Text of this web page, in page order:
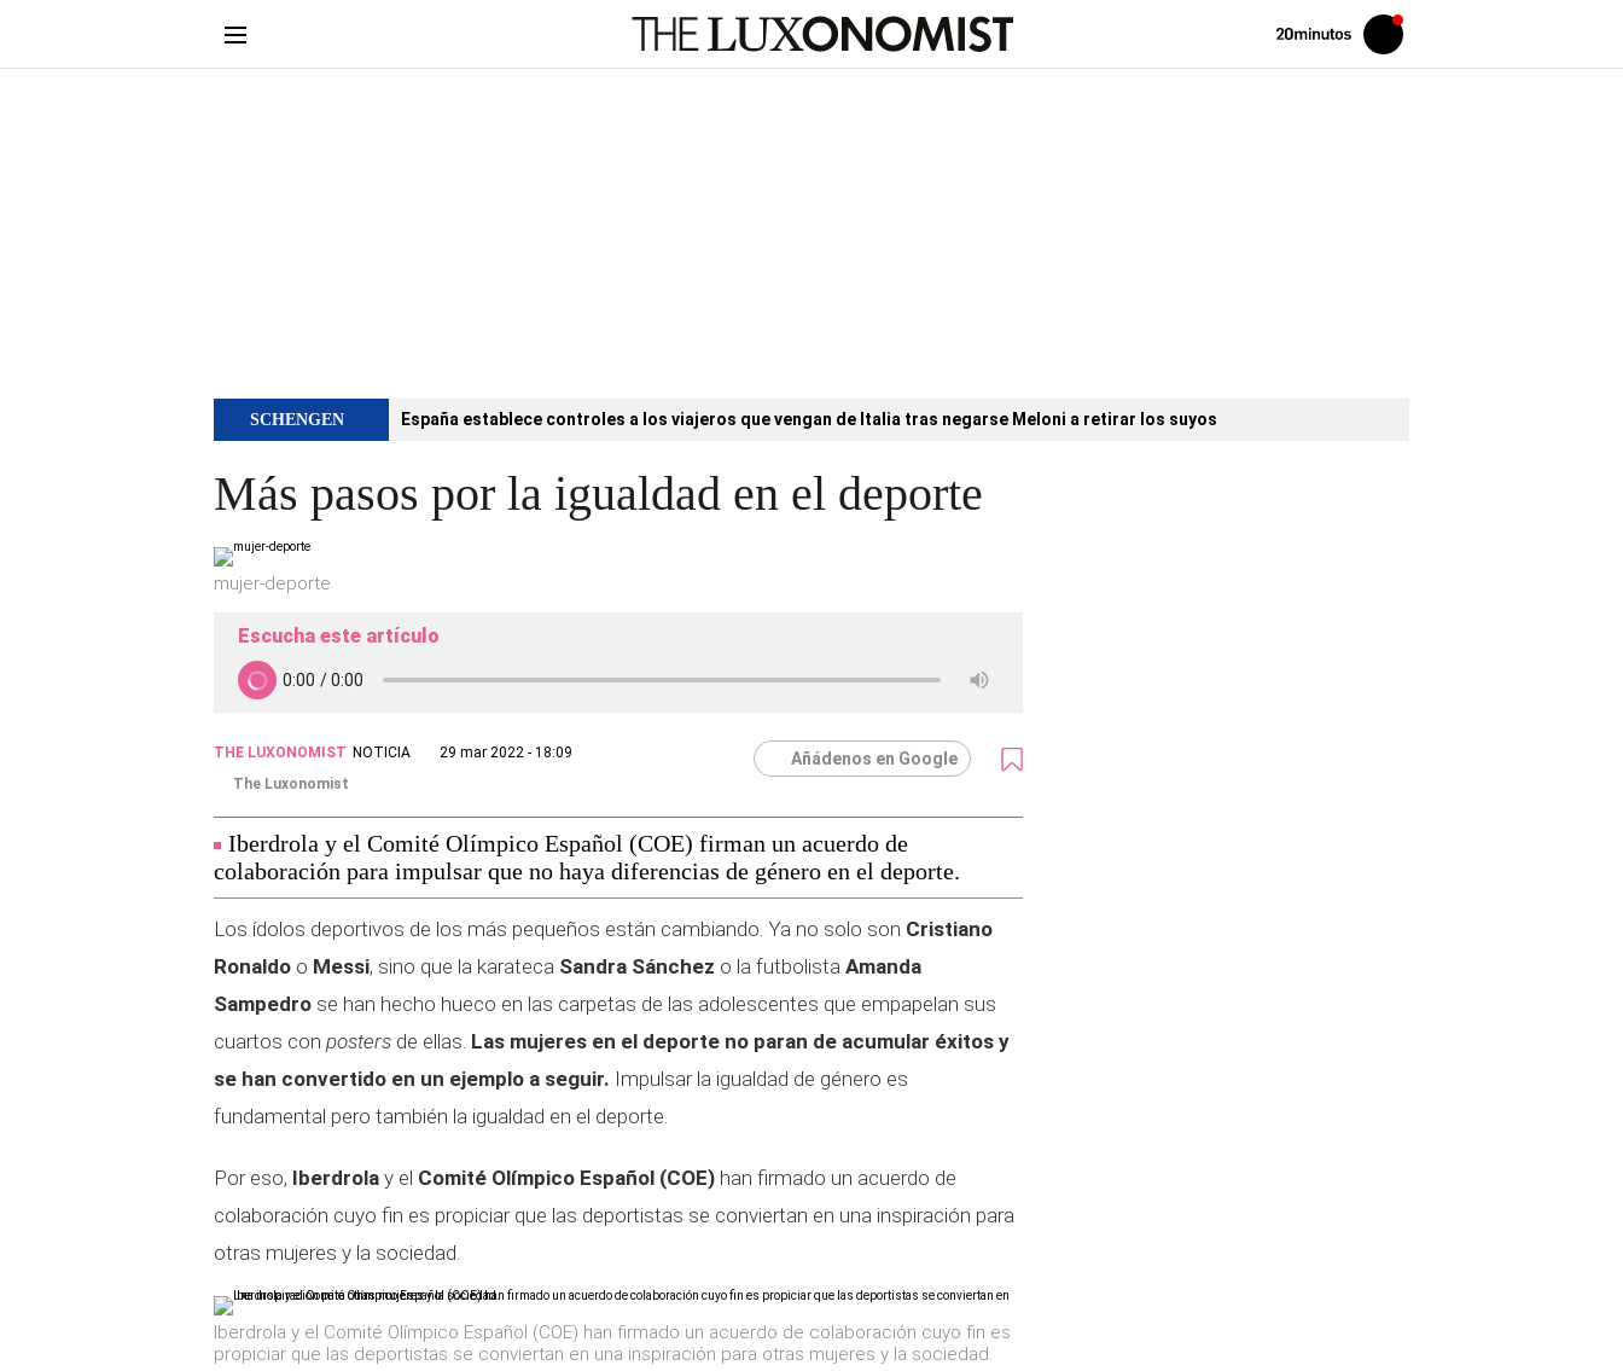
Volver
Iniciar
sesión
SCHENGEN España establece controles a los viajeros que vengan de Italia tras negarse Meloni a retirar los suyos
Más pasos por la igualdad en el deporte
mujer-deporte
Escucha este artículo
THE LUXONOMIST NOTICIA
29 mar 2022 - 18:09
The Luxonomist
Añádenos en Google
Iberdrola y el Comité Olímpico Español (COE) firman un acuerdo de
colaboración para impulsar que no haya diferencias de género en el deporte.
Los ídolos deportivos de los más pequeños están cambiando. Ya no solo son Cristiano
Ronaldo o Messi, sino que la karateca Sandra Sánchez o la futbolista Amanda
Sampedro se han hecho hueco en las carpetas de las adolescentes que empapelan sus
cuartos con posters de ellas. Las mujeres en el deporte no paran de acumular éxitos y
se han convertido en un ejemplo a seguir. Impulsar la igualdad de género es
fundamental pero también la igualdad en el deporte.
Por eso, Iberdrola y el Comité Olímpico Español (COE) han firmado un acuerdo de
colaboración cuyo fin es propiciar que las deportistas se conviertan en una inspiración para
otras mujeres y la sociedad.
Iberdrola y el Comité Olímpico Español (COE) han firmado un acuerdo de colaboración cuyo fin es
propiciar que las deportistas se conviertan en una inspiración para otras mujeres y la sociedad.